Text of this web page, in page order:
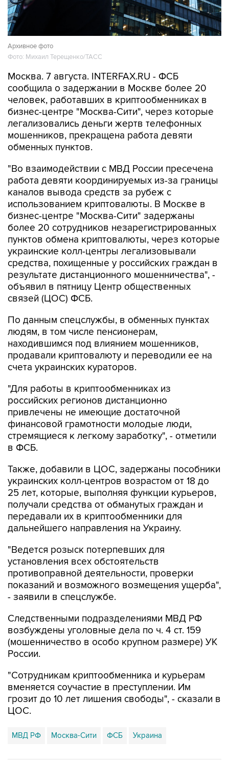
Архивное фото
Фото: Михаил Терещенко/ТАСС
Москва. 7 августа. INTERFAX.RU - ФСБ
сообщила о задержании в Москве более 20
человек, работавших в криптообменниках в
бизнес-центре "Москва-Сити", через которые
легализовались деньги жертв телефонных
мошенников, прекращена работа девяти
обменных пунктов.
"Во взаимодействии с МВД России пресечена
работа девяти координируемых из-за границы
каналов вывода средств за рубеж с
использованием криптовалюты. В Москве в
бизнес-центре "Москва-Сити" задержаны
более 20 сотрудников незарегистрированных
пунктов обмена криптовалюты, через которые
украинские колл-центры легализовывали
средства, похищенные у российских граждан в
результате дистанционного мошенничества", -
объявил в пятницу Центр общественных
связей (ЦОС) ФСБ.
По данным спецслужбы, в обменных пунктах
людям, в том числе пенсионерам,
находившимся под влиянием мошенников,
продавали криптовалюту и переводили ее на
счета украинских кураторов.
"Для работы в криптообменниках из
российских регионов дистанционно
привлечены не имеющие достаточной
финансовой грамотности молодые люди,
стремящиеся к легкому заработку", - отметили
в ФСБ.
Также, добавили в ЦОС, задержаны пособники
украинских колл-центров возрастом от 18 до
25 лет, которые, выполняя функции курьеров,
получали средства от обманутых граждан и
передавали их в криптообменники для
дальнейшего направления на Украину.
"Ведется розыск потерпевших для
установления всех обстоятельств
противоправной деятельности, проверки
показаний и возможного возмещения ущерба",
- заявили в спецслужбе.
Следственными подразделениями МВД РФ
возбуждены уголовные дела по ч. 4 ст. 159
(мошенничество в особо крупном размере) УК
России.
"Сотрудникам криптообменника и курьерам
вменяется соучастие в преступлении. Им
грозит до 10 лет лишения свободы", - сказали в
ЦОС.
МВД РФ Москва-Сити ФСБ Украина